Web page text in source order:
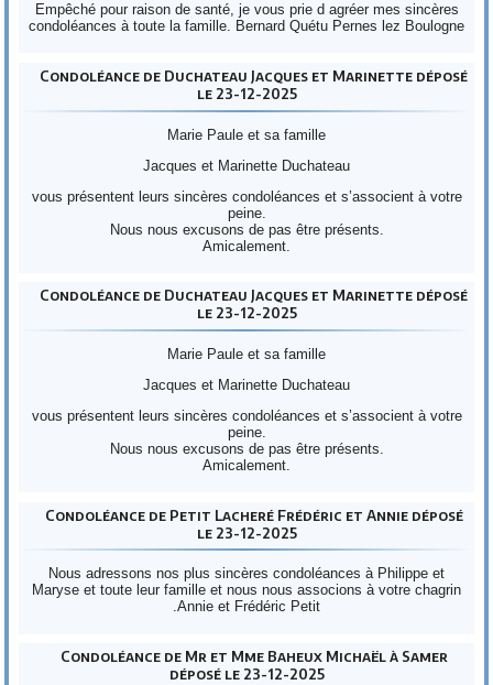
Empêché pour raison de santé, je vous prie d agréer mes sincères
condoléances à toute la famille. Bernard Quétu Pernes lez Boulogne
Condoléance de Duchateau Jacques et Marinette déposé
le 23-12-2025
Marie Paule et sa famille
Jacques et Marinette Duchateau
vous présentent leurs sincères condoléances et s’associent à votre
peine.
Nous nous excusons de pas être présents.
Amicalement.
Condoléance de Duchateau Jacques et Marinette déposé
le 23-12-2025
Marie Paule et sa famille
Jacques et Marinette Duchateau
vous présentent leurs sincères condoléances et s’associent à votre
peine.
Nous nous excusons de pas être présents.
Amicalement.
Condoléance de Petit Lacheré Frédéric et Annie déposé
le 23-12-2025
Nous adressons nos plus sincères condoléances à Philippe et
Maryse et toute leur famille et nous nous associons à votre chagrin
.Annie et Frédéric Petit
Condoléance de Mr et Mme Baheux Michaël à Samer
déposé le 23-12-2025